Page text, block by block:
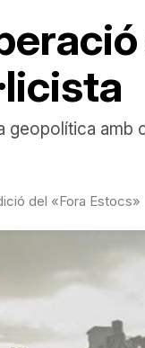
amb
del «Fora Estocs»